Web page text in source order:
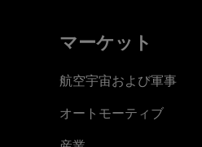
マーケット
航空宇宙および軍事
オートモーティブ